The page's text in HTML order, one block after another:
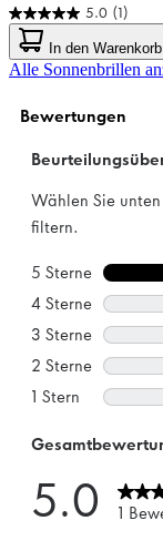
5.0 (1)
5.0
von
5
Sternen.
Bewertung
In den Warenkorb
Alle Sonnenbrillen